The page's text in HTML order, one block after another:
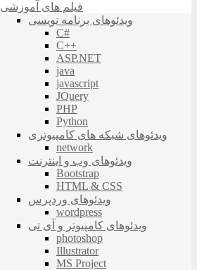
فیلم های آموزشی
ویدئوهای برنامه نویسی
C#
C++
ASP.NET
java
javascript
JQuery
PHP
Python
ویدئوهای شبکه های کامپیوتری
network
ویدئوهای وب و اینترنت
Bootstrap
HTML & CSS
ویدئوهای وردپرس
wordpress
ویدئوهای کامپیوتر و آی تی
photoshop
Illustrator
MS Project